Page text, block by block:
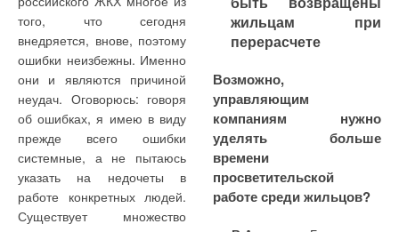
того, что сегодня
внедряется, внове, поэтому
ошибки неизбежны. Именно
они и являются причиной
неудач. Оговорюсь: говоря
об ошибках, я имею в виду
прежде всего ошибки
системные, а не пытаюсь
указать на недочеты в
работе конкретных людей.
Существует множество
жильцам при
перерасчете
Возможно,
управляющим
компаниям нужно
уделять больше
времени
просветительской
работе среди жильцов?
Производственная
программа концерна
включает в себя
центробежные насосы,
трубопроводную арматуру
(шаровые краны, вентили,
клапаны, задвижки и
обратные клапаны,
энергетики (атомные и
тепловые электростанции).
В странах СНГ
концерн больше
известен как
производитель
сложного, порой
документации, более
того, при использовании
аналоговых датчиков
возможна регистрация
параметров в виде
графиков и таблиц, что
необходимо при
эксплуатации
котлоагрегатов;
управление насосными
группами по различным
алгоритмам (для двух
или большего числа
что позволяет получить
полную информацию о
технологических
процессах котельной,
расхода, полученные с
помощью вычислителей,
также могут быть
использованы для
выбора режима работы
котельной установки;